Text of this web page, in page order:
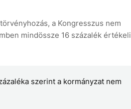
a Kongresszus nem
mindössze 16 százalék értékeli
szerint a kormányzat nem